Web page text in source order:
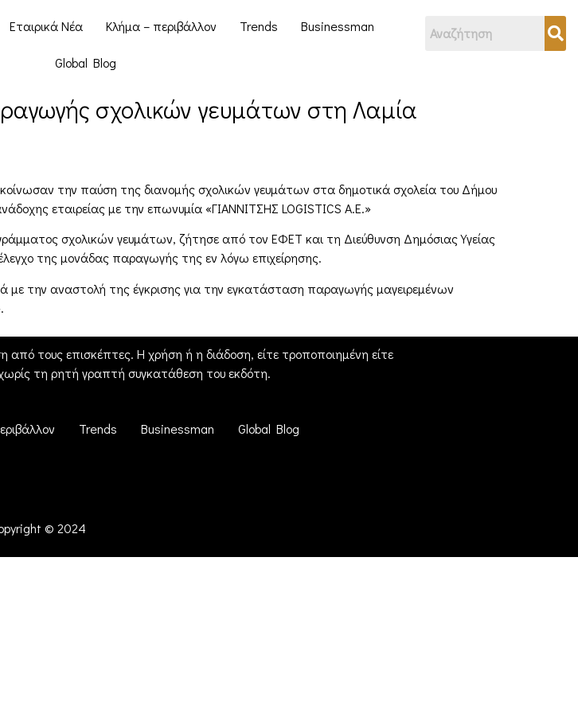
Εταιρικά Νέα Κλήμα – περιβάλλον Trends Businessman
Global Blog
σχολικών γευμάτων στη Λαμία
την παύση της διανομής σχολικών γευμάτων στα δημοτικά σχολεία του Δήμου
εταιρείας με την επωνυμία «ΓΙΑΝΝΙΤΣΗΣ LOGISTICS Α.Ε.»
σχολικών γευμάτων, ζήτησε από τον ΕΦΕΤ και τη Διεύθυνση Δημόσιας Υγείας
της μονάδας παραγωγής της εν λόγω επιχείρησης.
την αναστολή της έγκρισης για την εγκατάσταση παραγωγής μαγειρεμένων
από τους επισκέπτες. Η χρήση ή η διάδοση, είτε τροποποιημένη είτε
τη ρητή γραπτή συγκατάθεση του εκδότη.
Trends Businessman Global Blog
© 2024